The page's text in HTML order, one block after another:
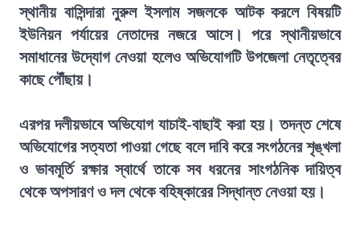
স্থানীয় বাসিন্দারা নুরুল ইসলাম সজলকে আটক করলে বিষয়টি
ইউনিয়ন পর্যায়ের নেতাদের নজরে আসে। পরে স্থানীয়ভাবে
সমাধানের উদ্যোগ নেওয়া হলেও অভিযোগটি উপজেলা নেতৃত্বের
কাছে পৌঁছায়।
এরপর দলীয়ভাবে অভিযোগ যাচাই-বাছাই করা হয়। তদন্ত শেষে
অভিযোগের সত্যতা পাওয়া গেছে বলে দাবি করে সংগঠনের শৃঙ্খলা
ও ভাবমূর্তি রক্ষার স্বার্থে তাকে সব ধরনের সাংগঠনিক দায়িত্ব
থেকে অপসারণ ও দল থেকে বহিষ্কারের সিদ্ধান্ত নেওয়া হয়।